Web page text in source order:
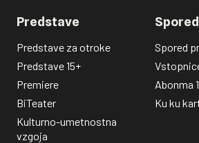
Predstave
Predstave za otroke
Predstave 15+
Premiere
BiTeater
Kulturno-umetnostna
vzgoja
Spored
Spored
Abonma
Ku ku